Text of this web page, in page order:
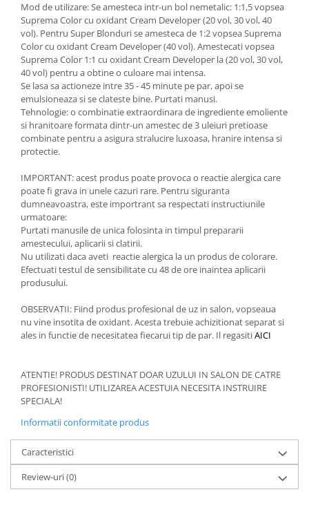
Mod de utilizare: Se amesteca intr-un bol nemetalic: 1:1,5 vopsea
Suprema Color cu oxidant Cream Developer (20 vol, 30 vol, 40
vol). Pentru Super Blonduri se amesteca de 1:2 vopsea Suprema
Color cu oxidant Cream Developer (40 vol). Amestecati vopsea
Suprema Color 1:1 cu oxidant Cream Developer la (20 vol, 30 vol,
40 vol) pentru a obtine o culoare mai intensa.
Se lasa sa actioneze intre 35 - 45 minute pe par, apoi se
emulsioneaza si se clateste bine. Purtati manusi.
Tehnologie: o combinatie extraordinara de ingrediente emoliente
si hranitoare formata dintr-un amestec de 3 uleiuri pretioase
combinate pentru a asigura stralucire luxoasa, hranire intensa si
protectie.
IMPORTANT: acest produs poate provoca o reactie alergica care
poate fi grava in unele cazuri rare. Pentru siguranta
dumneavoastra, este importrant sa respectati instructiunile
urmatoare:
Purtati manusile de unica folosinta in timpul prepararii
amestecului, aplicarii si clatirii.
Nu utilizati daca aveti reactie alergica la un produs de colorare.
Efectuati testul de sensibilitate cu 48 de ore inaintea aplicarii
produsului.
OBSERVATII: Fiind produs profesional de uz in salon, vopseaua
nu vine insotita de oxidant. Acesta trebuie achizitionat separat si
ales in functie de necesitatea fiecarui tip de par. Il regasitiAICI
ATENTIE! PRODUS DESTINAT DOAR UZULUI IN SALON DE CATRE
PROFESIONISTI! UTILIZAREA ACESTUIA NECESITA INSTRUIRE
SPECIALA!
Informatii conformitate produs
Caracteristici
Review-uri(0)